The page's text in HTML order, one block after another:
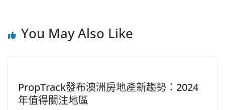
You May Also Like
PropTrack發布澳洲房地產新趨勢：2024
年值得關注地區